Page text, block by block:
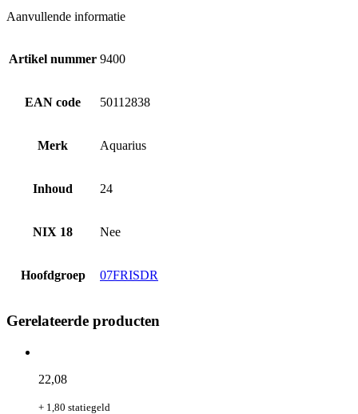
Aanvullende informatie
Artikel nummer 9400
EAN code 50112838
Merk Aquarius
Inhoud 24
NIX 18 Nee
Hoofdgroep 07FRISDR
Gerelateerde producten
22,08
+ 1,80 statiegeld